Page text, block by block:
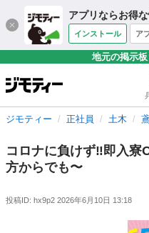
アプリならお得
インストール ア
地元の掲示
ジモティー 正社員 土木
コロナに負けず‼️即入寮
方からでも〜
投稿ID: hx9p2 2026年6月10日 13:18